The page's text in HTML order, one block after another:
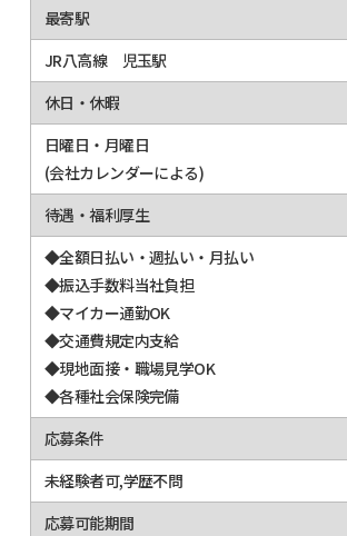
最寄駅
JR八高線 児玉駅
休日・休暇
日曜日・月曜日
(会社カレンダーによる)
待遇・福利厚生
◆全額日払い・週払い・月払い
◆振込手数料当社負担
◆マイカー通勤OK
◆交通費規定内支給
◆現地面接・職場見学OK
◆各種社会保険完備
応募条件
未経験者可,学歴不問
応募可能期間